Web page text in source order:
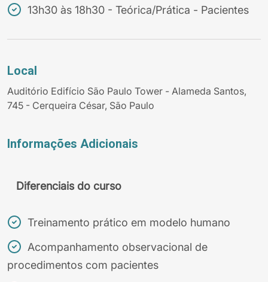
13h30 às 18h30 - Teórica/Prática - Pacientes
Local
Auditório Edifício São Paulo Tower - Alameda Santos,
745 - Cerqueira César, São Paulo
Informações Adicionais
Diferenciais do curso
Treinamento prático em modelo humano
Acompanhamento observacional de
procedimentos com pacientes